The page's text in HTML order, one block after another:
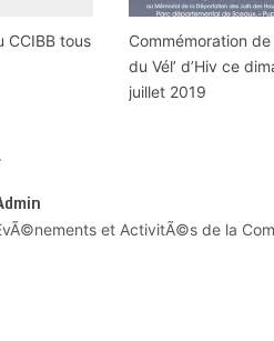
CCIBB tous
Commémoration de
du Vél’ d’Hiv ce
juillet 2019
et ActivitÃ©s de la